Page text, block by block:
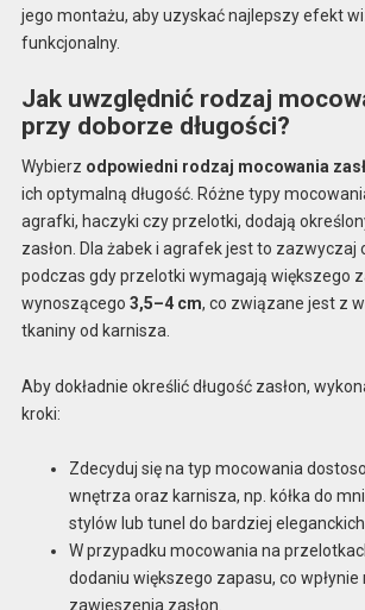
jego montażu, aby uzyskać najlepszy efekt
funkcjonalny.
Jak uwzględnić rodzaj
przy doborze długości?
Wybierz odpowiedni rodzaj mocowania
ich optymalną długość. Różne typy
agrafki, haczyki czy przelotki, dodają
zasłon. Dla żabek i agrafek jest to zazwyczaj
podczas gdy przelotki wymagają większego
wynoszącego 3,5–4 cm, co związane jest z
tkaniny od karnisza.
Aby dokładnie określić długość zasłon,
kroki:
Zdecyduj się na typ mocowania
wnętrza oraz karnisza, np. kółka do
stylów lub tunel do bardziej
W przypadku mocowania na
dodaniu większego zapasu, co wpłynie
zawieszenia zasłon.